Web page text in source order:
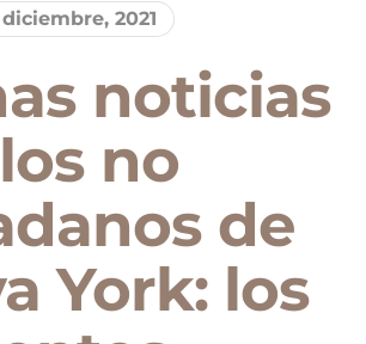
diciembre, 2021
noticias
no
de
York: los